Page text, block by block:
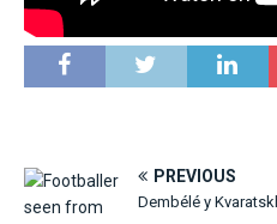
PREVIOUS
Dembélé y